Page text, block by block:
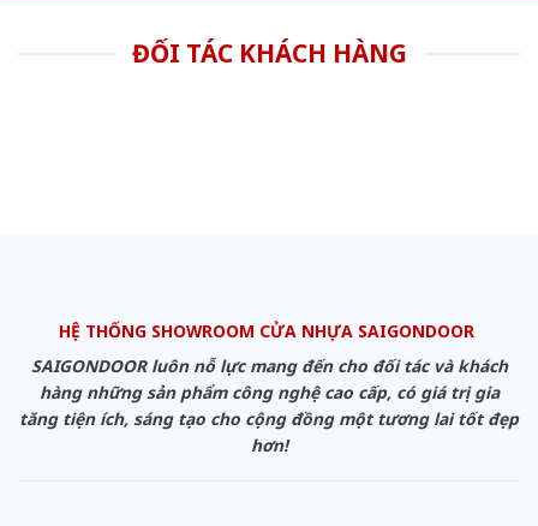
ĐỐI TÁC KHÁCH HÀNG
HỆ THỐNG SHOWROOM CỬA NHỰA SAIGONDOOR
SAIGONDOOR luôn nỗ lực mang đến cho đối tác và khách
hàng những sản phẩm công nghệ cao cấp, có giá trị gia
tăng tiện ích, sáng tạo cho cộng đồng một tương lai tốt đẹp
hơn!